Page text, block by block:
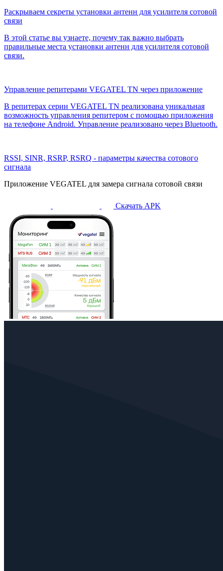
Раскрываем секреты установки антенн для усилителя сотовой
связи
В этой статье вы узнаете, почему так важно выбрать
правильные места установки антенн для усилителя сотовой
связи.
Управление репитерами VEGATEL TN через приложение
В репитерах серии VEGATEL TN реализована уникальная
возможность управления репитером с помощью приложения
на телефоне Android. Управление реализовано через Bluetooth.
RSSI, SINR, RSRP, RSRQ - параметры качества сотового
сигнала
Приложение VEGATEL для замера сигнала сотовой связи
Скачать APK